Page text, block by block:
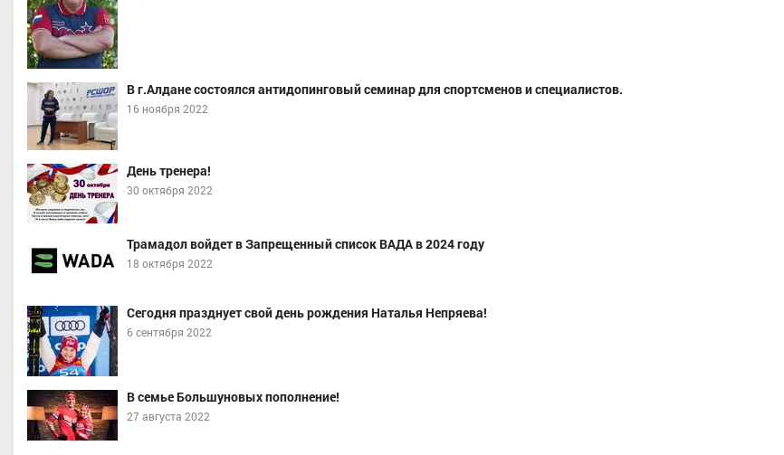
В г.Алдане состоялся антидопинговый семинар для спортсменов и специалистов.
16 ноября 2022
День тренера!
30 октября 2022
Трамадол войдет в Запрещенный список ВАДА в 2024 году
18 октября 2022
Сегодня празднует свой день рождения Наталья Непряева!
6 сентября 2022
В семье Большуновых пополнение!
27 августа 2022
Алёна Вячеславовна
область
Муралеев Даниил Владиславович
Мастер спорта, Свердловская область
Непряева Дарья Михайловна